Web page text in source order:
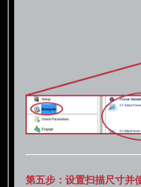
第五步：设置扫描尺寸并